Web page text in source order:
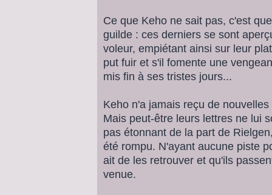
Ce que Keho ne sait pas, c'est
guilde : ces derniers se sont
voleur, empiétant ainsi sur leur
put fuir et s'il fomente une
mis fin à ses tristes jours...
Keho n'a jamais reçu de
Mais peut-être leurs lettres ne lui
pas étonnant de la part de
été rompu. N'ayant aucune piste
ait de les retrouver et qu'ils
venue.